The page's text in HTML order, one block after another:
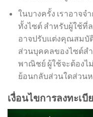
ในบางครั้ง เราอาจจ
ทั้งไซต์ สำหรับผู้ใช้ที่
อาจปรับแต่งคุณสมบั
ส่วนบุคคลของไซต์ส
พาณิชย์ ผู้ใช้จะต้องไ
ย้อนกลับส่วนใดส่วน
เงื่อนไขการลงทะเบี